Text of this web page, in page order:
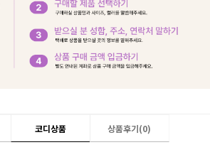
코디상품 상품후기(0)